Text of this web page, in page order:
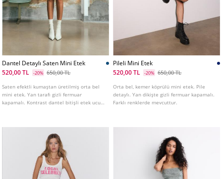
Dantel Detaylı Saten Mini Etek
520,00 TL
-20% 650,00 TL
Saten efektli kumaştan üretilmiş orta bel
mini etek. Yan tarafı gizli fermuar
kapamalı. Kontrast dantel bitişli etek ucu
Pileli Mini Etek
520,00 TL
-20% 650,00 TL
Orta bel, kemer köprülü mini etek. Pile
detaylı. Yan dikişte gizli fermuar kapamalı.
Farklı renklerde mevcuttur.